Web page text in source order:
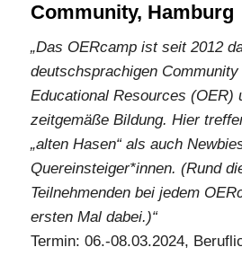
Community, Hamburg
„Das OERcamp ist seit 2012
deutschsprachigen
Educational Resources (OER)
zeitgemäße Bildung. Hier
„alten Hasen“ als auch
Quereinsteiger*innen. (Rund
Teilnehmenden bei jedem
ersten Mal dabei.)“
Termin: 06.-08.03.2024,